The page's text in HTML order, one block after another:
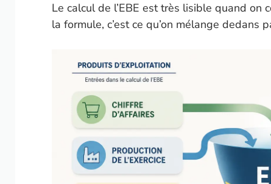
Le calcul de l’EBE est très lisible quand on
la formule, c’est ce qu’on mélange